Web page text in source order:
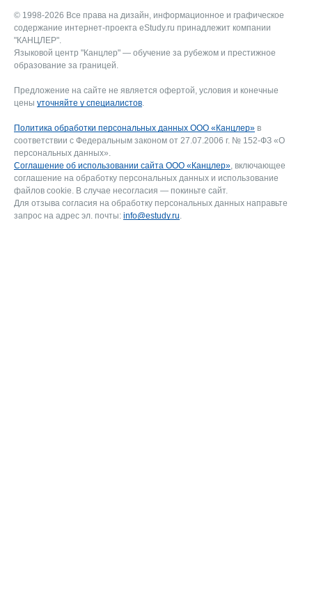
© 1998-2026 Все права на дизайн, информационное и графическое
содержание интернет-проекта eStudy.ru принадлежит компании
"КАНЦЛЕР".
Языковой центр "Канцлер" — обучение за рубежом и престижное
образование за границей.
Предложение на сайте не является офертой, условия и конечные
цены уточняйте у специалистов.
Политика обработки персональных данных ООО «Канцлер» в
соответствии с Федеральным законом от 27.07.2006 г. № 152-ФЗ «О
персональных данных».
Соглашение об использовании сайта ООО «Канцлер», включающее
соглашение на обработку персональных данных и использование
файлов cookie. В случае несогласия — покиньте сайт.
Для отзыва согласия на обработку персональных данных направьте
запрос на адрес эл. почты: info@estudy.ru.